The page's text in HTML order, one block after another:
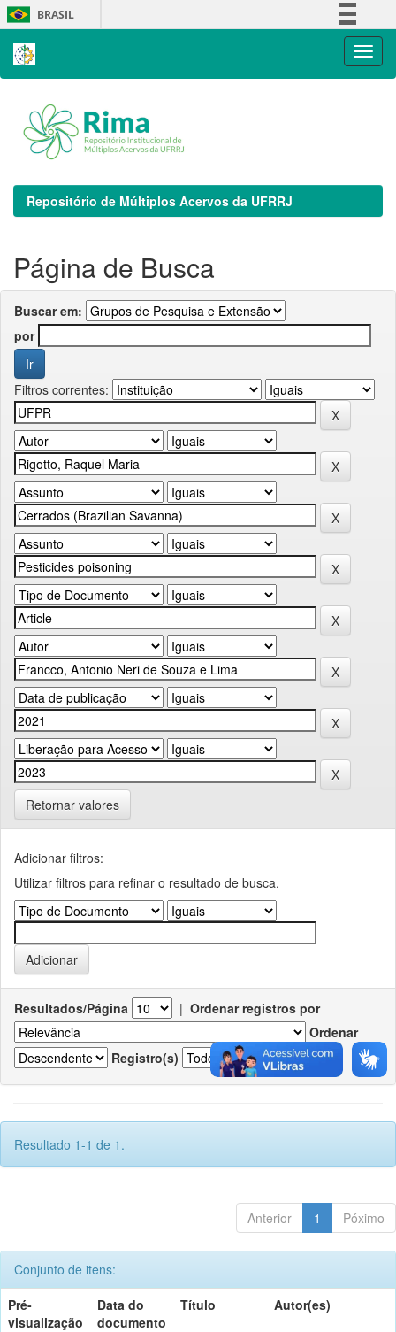
Skip
navigation
BRASIL
Repositório de Múltiplos Acervos da UFRRJ
Página de Busca
Buscar em:
por
Filtros correntes:
Retornar valores
Adicionar filtros:
Utilizar filtros para refinar o resultado de busca.
Resultados/Página | Ordenar registros por
Ordenar
Registro(s)
Resultado 1-1 de 1.
Anterior 1 Póximo
Conjunto de itens:
Pré-
visualização
Data do
documento
Título Autor(es)